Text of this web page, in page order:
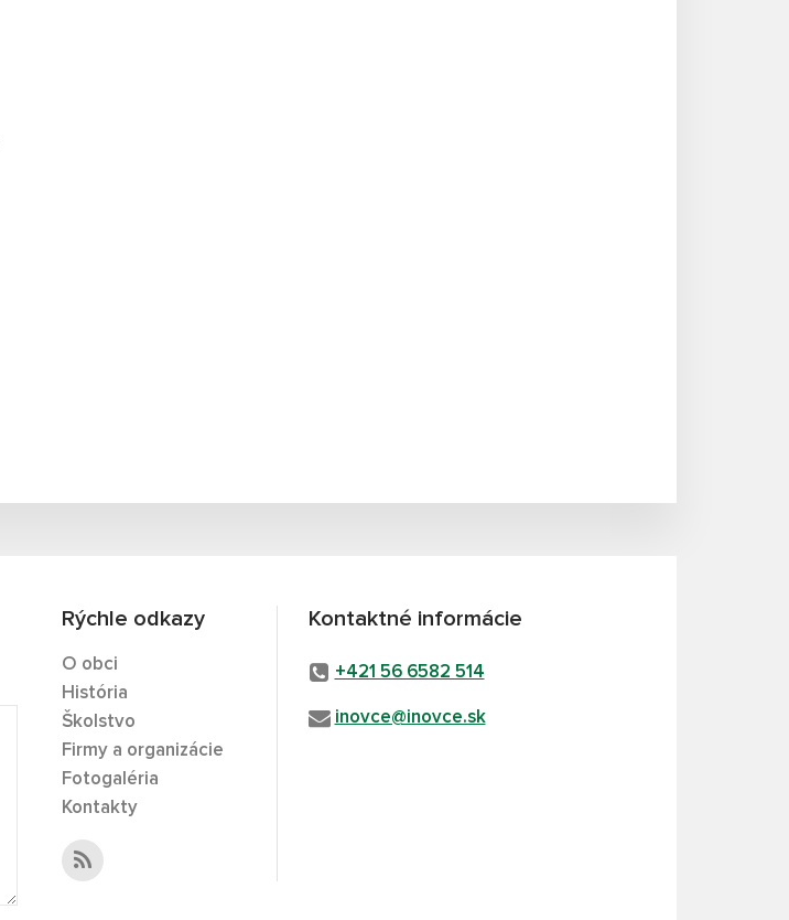
Rýchle odkazy
O obci
História
Školstvo
Firmy a organizácie
Fotogaléria
Kontakty
Kontaktné informácie
+421 56 6582 514
inovce@inovce.sk